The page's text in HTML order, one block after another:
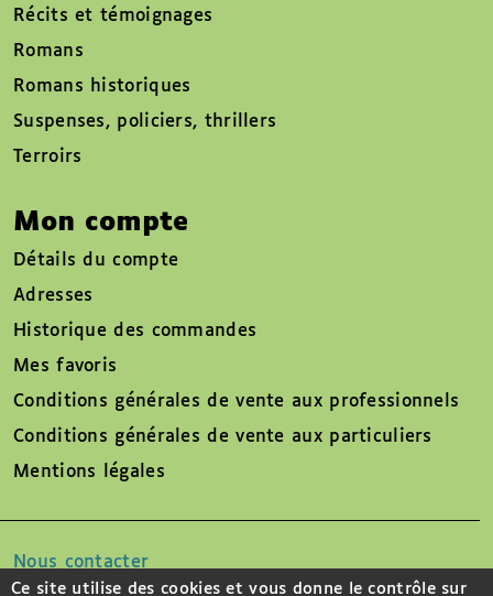
Récits et témoignages
Romans
Romans historiques
Suspenses, policiers, thrillers
Terroirs
Mon compte
Détails du compte
Adresses
Historique des commandes
Mes favoris
Conditions générales de vente aux professionnels
Conditions générales de vente aux particuliers
Mentions légales
Nous contacter
Ce site utilise des cookies et vous donne le contrôle sur